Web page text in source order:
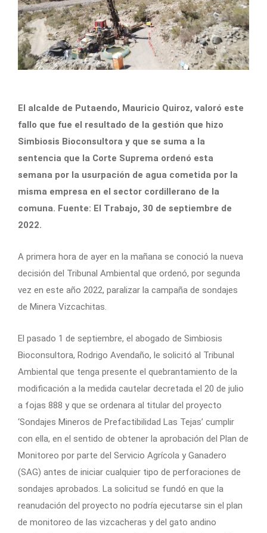
El alcalde de Putaendo, Mauricio Quiroz, valoró este
fallo que fue el resultado de la gestión que hizo
Simbiosis Bioconsultora y que se suma a la
sentencia que la Corte Suprema ordenó esta
semana por la usurpación de agua cometida por la
misma empresa en el sector cordillerano de la
comuna. Fuente: El Trabajo, 30 de septiembre de
2022.
A primera hora de ayer en la mañana se conoció la nueva
decisión del Tribunal Ambiental que ordenó, por segunda
vez en este año 2022, paralizar la campaña de sondajes
de Minera Vizcachitas.
El pasado 1 de septiembre, el abogado de Simbiosis
Bioconsultora, Rodrigo Avendaño, le solicitó al Tribunal
Ambiental que tenga presente el quebrantamiento de la
modificación a la medida cautelar decretada el 20 de julio
a fojas 888 y que se ordenara al titular del proyecto
‘Sondajes Mineros de Prefactibilidad Las Tejas’ cumplir
con ella, en el sentido de obtener la aprobación del Plan de
Monitoreo por parte del Servicio Agrícola y Ganadero
(SAG) antes de iniciar cualquier tipo de perforaciones de
sondajes aprobados. La solicitud se fundó en que la
reanudación del proyecto no podría ejecutarse sin el plan
de monitoreo de las vizcacheras y del gato andino